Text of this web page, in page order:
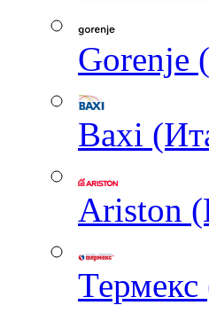
Gorenje
Baxi
Ariston
Термекс